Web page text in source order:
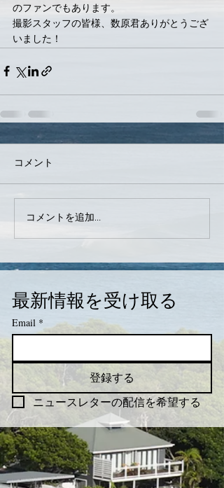
のファンでもあります。
撮影スタッフの皆様、数原君ありがとうござ
いました！
コメント
コメントを追加…
最新情報を受け取る
Email *
登録する
ニュースレターの配信を希望する